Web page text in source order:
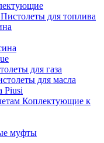
Пистолеты для топлива
для газа
для масла
Piusi
Коплектующие к
муфты